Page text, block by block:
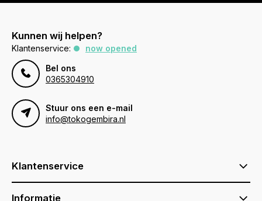
Kunnen wij helpen?
Klantenservice:
now opened
Bel ons
0365304910
Stuur ons een e-mail
info@tokogembira.nl
Klantenservice
Informatie